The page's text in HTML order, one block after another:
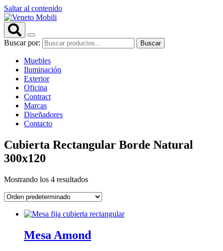
Saltar al contenido
Buscar por: Buscar
Muebles
Iluminación
Exterior
Oficina
Contract
Marcas
Diseñadores
Contacto
Cubierta Rectangular Borde Natural
300x120
Mostrando los 4 resultados
Mesa Amond